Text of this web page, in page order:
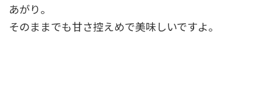
あがり。
そのままでも甘さ控えめで美味しいですよ。